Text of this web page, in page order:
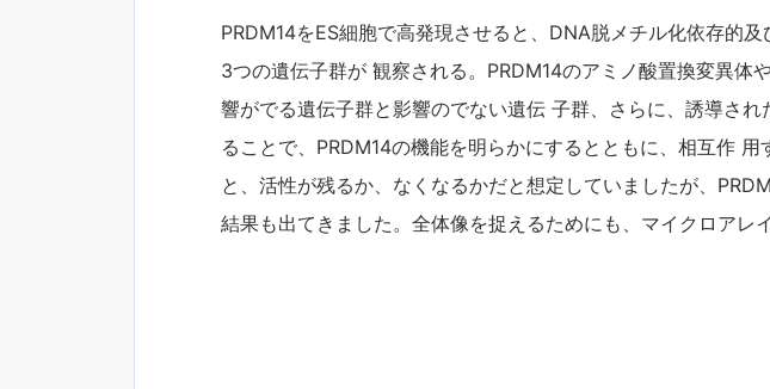
PRDM14をES細胞で高発現させると、DNA脱メチル化依存的
3つの遺伝子群が 観察される。PRDM14のアミノ酸置換変異
響がでる遺伝子群と影響のでない遺伝 子群、さらに、誘導さ
ることで、PRDM14の機能を明らかにするとともに、相互作
と、活性が残るか、なくなるかだと想定していましたが、
結果も出てきました。全体像を捉えるためにも、マイクロアレ